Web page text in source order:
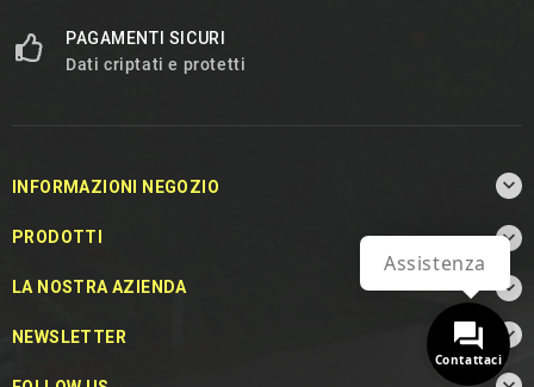
PAGAMENTI SICURI
Dati criptati e protetti
INFORMAZIONI NEGOZIO 
PRODOTTI 
LA NOSTRA AZIENDA 
NEWSLETTER 
Contattaci
Assistenza